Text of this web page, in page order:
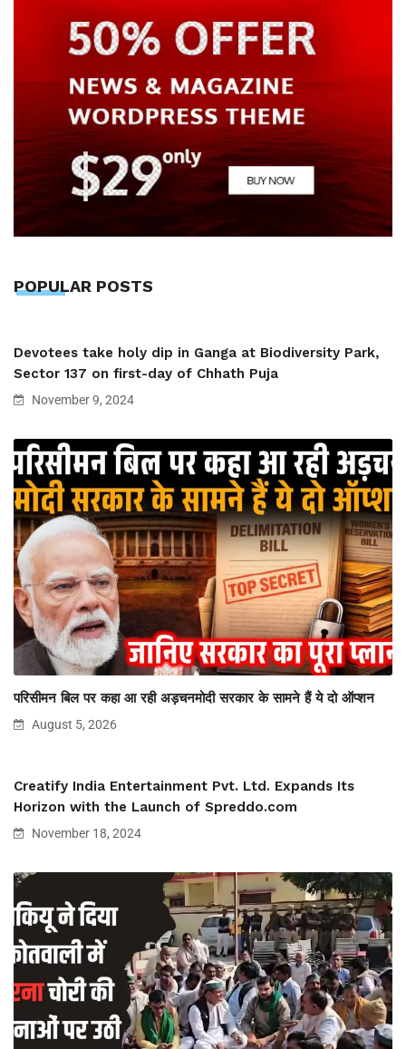
POPULAR POSTS
Devotees take holy dip in Ganga at Biodiversity Park,
Sector 137 on first-day of Chhath Puja
November 9, 2024
परिसीमन बिल पर कहा आ रही अड़चनमोदी सरकार के सामने हैं ये दो ऑप्शन
August 5, 2026
Creatify India Entertainment Pvt. Ltd. Expands Its
Horizon with the Launch of Spreddo.com
November 18, 2024